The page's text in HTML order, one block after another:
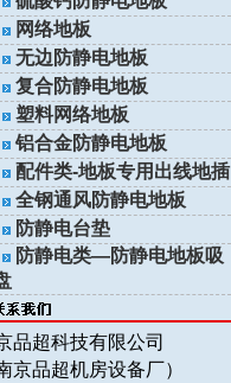
网络地板
无边防静电地板
复合防静电地板
塑料网络地板
铝合金防静电地板
配件类-地板专用出线地插
全钢通风防静电地板
防静电台垫
防静电类—防静电地板吸
品超科技有限公司
京品超机房设备厂）